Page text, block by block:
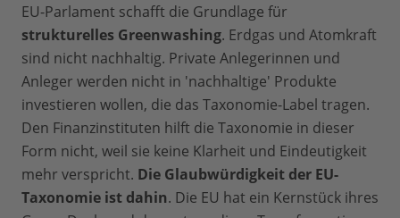
EU-Parlament schafft die Grundlage für
strukturelles Greenwashing. Erdgas und Atomkraft
sind nicht nachhaltig. Private Anlegerinnen und
Anleger werden nicht in 'nachhaltige' Produkte
investieren wollen, die das Taxonomie-Label tragen.
Den Finanzinstituten hilft die Taxonomie in dieser
Form nicht, weil sie keine Klarheit und Eindeutigkeit
mehr verspricht. Die Glaubwürdigkeit der EU-
Taxonomie ist dahin. Die EU hat ein Kernstück ihres